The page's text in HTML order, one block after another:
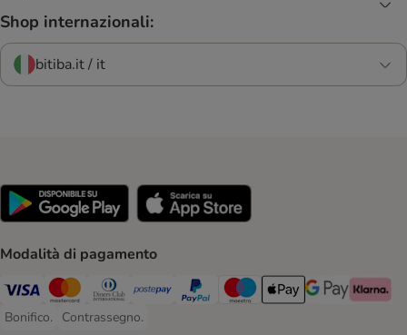
Shop internazionali:
bitiba.it / it
Modalità di pagamento
Visa. Payment Method
Mastercard. Payment Method
Diners Club. Payment Method
Postepay. Payment Method
PayPal. Payment Method
Maestro. Payment Method
Apple pay. Payment
Google Pay
Klarna
Bonifico.
Bonifico. Payment Method
Contrassegno.
Contrassegno. Payment Method